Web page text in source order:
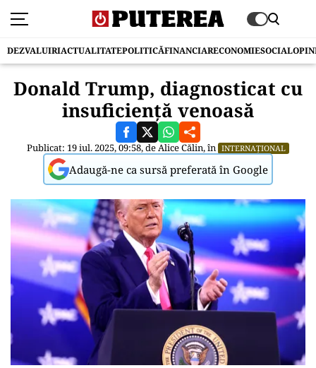
DEZVALUIRIACTUALITATEPOLITICĂFINANCIARECONOMIESOCIAL
Donald Trump, diagnosticat cu
insuficiență venoasă
Publicat: 19 iul. 2025, 09:58, deAlice Călin, în INTERNAȚIONAL
Adaugă-ne ca sursă preferată în Google